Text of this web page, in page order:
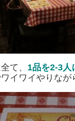
て、 1品を2-3人
イワイやりな